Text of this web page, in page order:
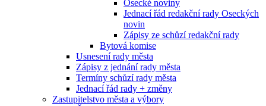
Osecké noviny
Jednací řád redakční rady Oseckých
novin
Zápisy ze schůzí redakční rady
Bytová komise
Usnesení rady města
Zápisy z jednání rady města
Termíny schůzí rady města
Jednací řád rady + změny
Zastupitelstvo města a výbory